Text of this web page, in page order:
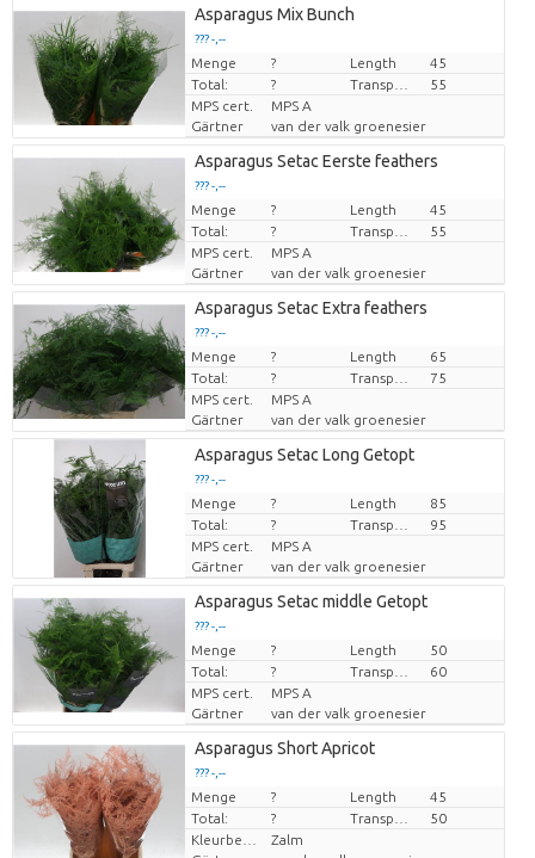
Asparagus Mix Bunch
??? -,--
Preis pro Stück
Menge ? Length
45
Total:
?
55
MPS cert.
MPS A
Gärtner
van der valk groenesier
Asparagus Setac Eerste feathers
??? -,--
Preis pro Stück
Menge ? Length
45
Total:
?
55
MPS cert.
MPS A
Gärtner
van der valk groenesier
Asparagus Setac Extra feathers
??? -,--
Preis pro Stück
Menge ? Length
65
Total:
?
75
MPS cert.
MPS A
Gärtner
van der valk groenesier
Asparagus Setac Long Getopt
??? -,--
Preis pro Stück
Menge ? Length
85
Total:
?
95
MPS cert.
MPS A
Gärtner
van der valk groenesier
Asparagus Setac middle Getopt
??? -,--
Preis pro Stück
Menge ? Length
50
Total:
?
60
MPS cert.
MPS A
Gärtner
van der valk groenesier
Asparagus Short Apricot
??? -,--
Preis pro Stück
Menge ? Length
45
Total:
?
50
Zalm